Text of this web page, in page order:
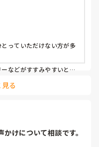
っていただけない方が多
などがすすみやすいと思
れません。
る
けについて相談です。